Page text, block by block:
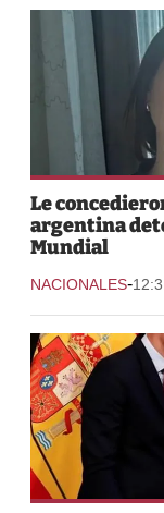
Le
argentina
Mundial
NACIONALES-